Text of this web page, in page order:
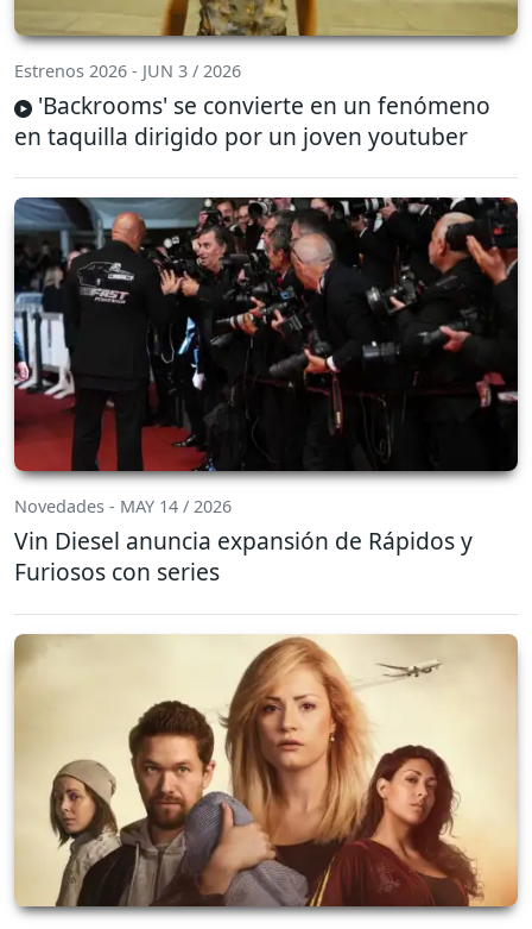
Estrenos 2026 - JUN 3 / 2026
'Backrooms' se convierte en un fenómeno
en taquilla dirigido por un joven youtuber
Novedades - MAY 14 / 2026
Vin Diesel anuncia expansión de Rápidos y
Furiosos con series